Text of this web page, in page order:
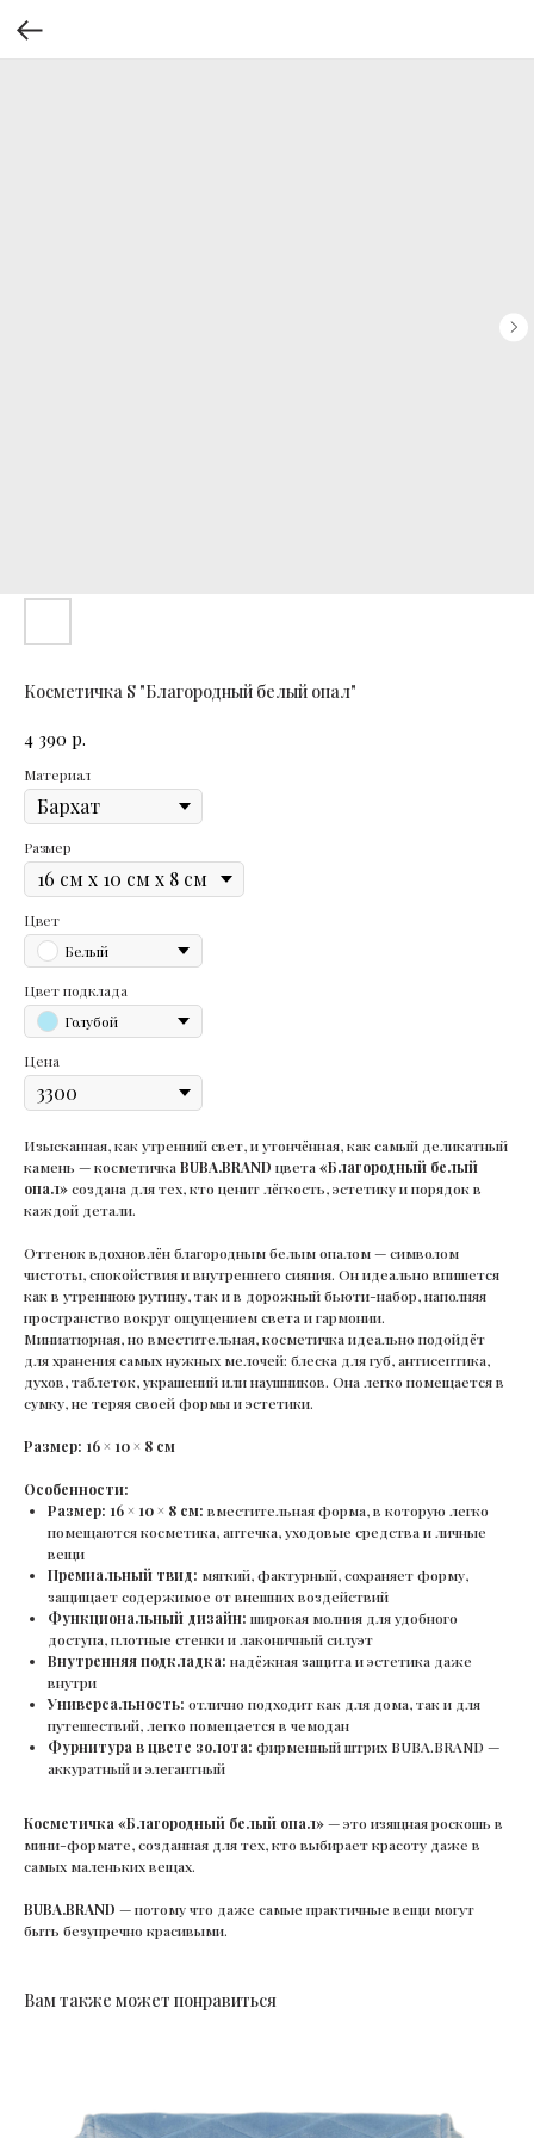
Косметичка S "Благородный белый опал"
4 390 р.
Материал
Размер
Цвет
Белый
Цвет подклада
Голубой
Цена
Изысканная, как утренний свет, и утончённая, как самый деликатный
камень — косметичка BUBA.BRAND цвета «Благородный белый
опал»создана для тех, кто ценит лёгкость, эстетику и порядок в
каждой детали.
Оттенок вдохновлён благородным белым опалом — символом
чистоты, спокойствия и внутреннего сияния. Он идеально впишется
как в утреннюю рутину, так и в дорожный бьюти-набор, наполняя
пространство вокруг ощущением света и гармонии.
Миниатюрная, но вместительная, косметичка идеально подойдёт
для хранения самых нужных мелочей: блеска для губ, антисептика,
духов, таблеток, украшений или наушников. Она легко помещается в
сумку, не теряя своей формы и эстетики.
Размер: 16 × 10 × 8 см
Особенности:
Размер: 16 × 10 × 8 см: вместительная форма, в которую легко
помещаются косметика, аптечка, уходовые средства и личные
вещи
Премиальный твид: мягкий, фактурный, сохраняет форму,
защищает содержимое от внешних воздействий
Функциональный дизайн: широкая молния для удобного
доступа, плотные стенки и лаконичный силуэт
Внутренняя подкладка: надёжная защита и эстетика даже
внутри
Универсальность: отлично подходит как для дома, так и для
путешествий, легко помещается в чемодан
Фурнитура в цвете золота: фирменный штрих BUBA.BRAND —
аккуратный и элегантный
Косметичка «Благородный белый опал»— это изящная роскошь в
мини-формате, созданная для тех, кто выбирает красоту даже в
самых маленьких вещах.
BUBA.BRAND — потому что даже самые практичные вещи могут
быть безупречно красивыми.
Вам также может понравиться